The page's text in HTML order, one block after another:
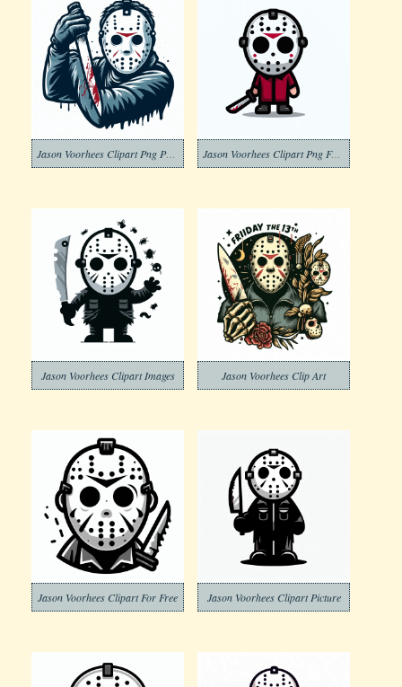
Jason Voorhees Clipart Png Photo Jason Voorhees Clipart Png For Free
Jason Voorhees Clipart Images Jason Voorhees Clip Art
Jason Voorhees Clipart For Free Jason Voorhees Clipart Picture